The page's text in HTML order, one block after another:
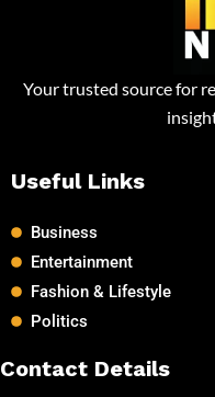
Your trusted source for
Useful Links
Business
Entertainment
Fashion & Lifestyle
Politics
Contact Details